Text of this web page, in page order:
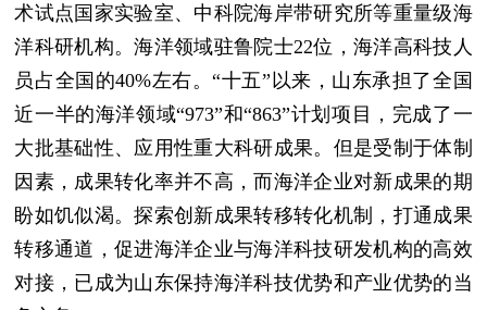
术试点国家实验室、中科院海岸带研究所等重量级海
洋科研机构。海洋领域驻鲁院士22位，海洋高科技人
员占全国的40%左右。“十五”以来，山东承担了全国
近一半的海洋领域“973”和“863”计划项目，完成了一
大批基础性、应用性重大科研成果。但是受制于体制
因素，成果转化率并不高，而海洋企业对新成果的期
盼如饥似渴。探索创新成果转移转化机制，打通成果
转移通道，促进海洋企业与海洋科技研发机构的高效
对接，已成为山东保持海洋科技优势和产业优势的当